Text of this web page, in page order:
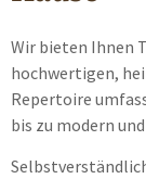
Wir bieten Ihnen
hochwertigen,
Repertoire
bis zu modern